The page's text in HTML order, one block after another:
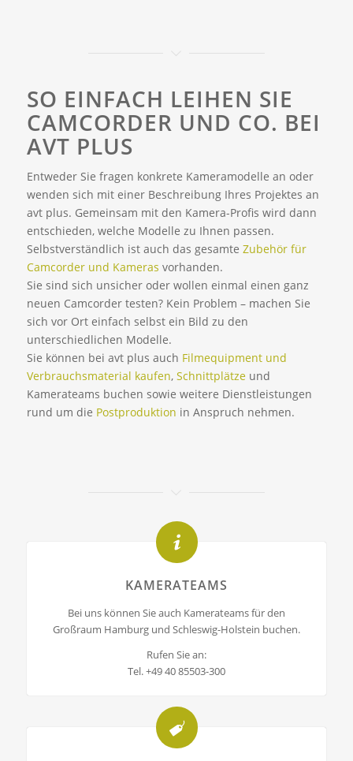
SO EINFACH LEIHEN SIE
CAMCORDER UND CO. BEI
AVT PLUS
Entweder Sie fragen konkrete Kameramodelle an oder
wenden sich mit einer Beschreibung Ihres Projektes an
avt plus. Gemeinsam mit den Kamera-Profis wird dann
entschieden, welche Modelle zu Ihnen passen.
Selbstverständlich ist auch das gesamte Zubehör für
Camcorder und Kameras vorhanden.
Sie sind sich unsicher oder wollen einmal einen ganz
neuen Camcorder testen? Kein Problem – machen Sie
sich vor Ort einfach selbst ein Bild zu den
unterschiedlichen Modelle.
Sie können bei avt plus auch Filmequipment und
Verbrauchsmaterial kaufen,Schnittplätzeund
Kamerateams buchen sowie weitere Dienstleistungen
rund um die Postproduktion in Anspruch nehmen.
KAMERATEAMS
Bei uns können Sie auch Kamerateams für den
Großraum Hamburg und Schleswig-Holstein buchen.
Rufen Sie an:
Tel. +49 40 85503-300